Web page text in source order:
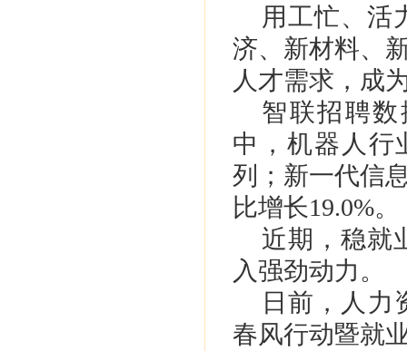
用工忙、活
济、新材料、
人才需求，成
智联招聘
中，机器人行
列；新一代信
比增长19.0%。
近期，稳就
入强劲动力。
日前，人力
春风行动暨就